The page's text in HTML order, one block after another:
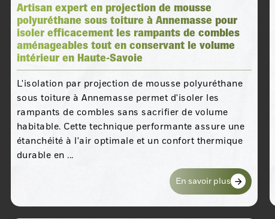
Artisan expert en projection de mousse
polyuréthane sous toiture à Annemasse pour
isoler efficacement les rampants de combles
aménageables tout en conservant le volume
intérieur en Haute-Savoie
L'isolation par projection de mousse polyuréthane
sous toiture à Annemasse permet d'isoler les
rampants de combles sans sacrifier de volume
habitable. Cette technique performante assure une
étanchéité à l'air optimale et un confort thermique
durable en ...
En savoir plus